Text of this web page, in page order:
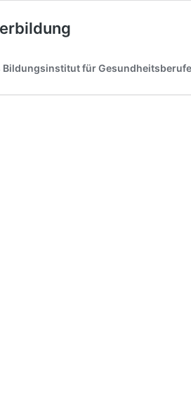
Bildungsinstitut für Gesundheitsberufe